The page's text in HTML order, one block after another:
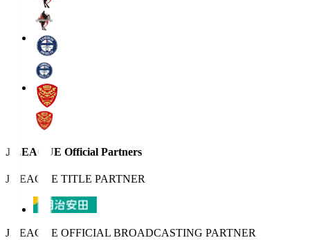
J.LEAGUE Official Partners
J.LEAGUE TITLE PARTNER
J.LEAGUE OFFICIAL BROADCASTING PARTNER